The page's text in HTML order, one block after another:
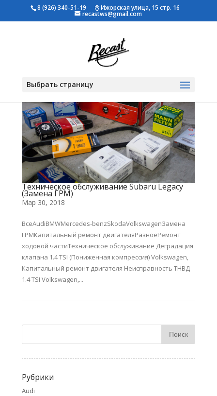
8 (926) 340-51-19 Ижорская улица, 15 стр. 16
recastws@gmail.com
Выбрать страницу
Техническое обслуживание Subaru Legacy
(Замена ГРМ)
Мар 30, 2018
ВсеAudiBMWMercedes-benzSkodaVolkswagenЗамена
ГРМКапитальный ремонт двигателяРазноеРемонт
ходовой частиТехническое обслуживание Деградация
клапана 1.4 TSI (Пониженная компрессия) Volkswagen,
Капитальный ремонт двигателя Неисправность ТНВД
1.4 TSI Volkswagen,...
Рубрики
Audi